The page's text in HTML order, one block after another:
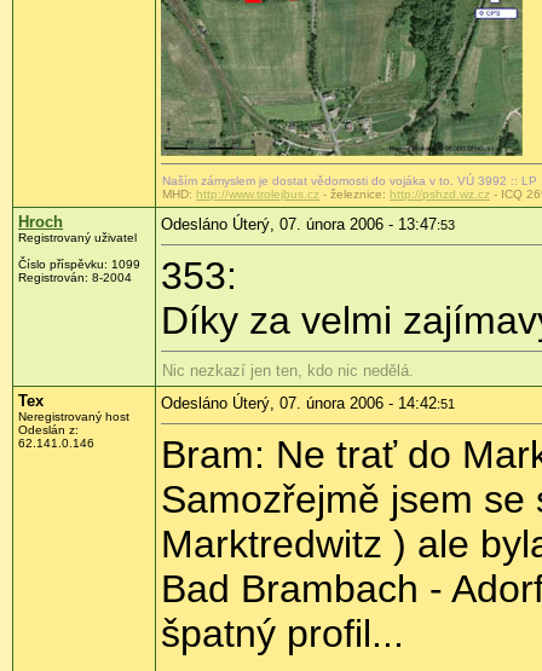
Naším zámyslem je dostat vědomosti do vojáka v to. VÚ 3992 :: LP
MHD: http://www.trolejbus.cz - železnice: http://pshzd.wz.cz - ICQ
Hroch
Registrovaný uživatel
Číslo příspěvku: 1099
Registrován: 8-2004
Odesláno Úterý, 07. února 2006 - 13:47:53
353:
Díky za velmi
Nic nezkazí jen ten, kdo nic nedělá.
Tex
Neregistrovaný host
Odeslán z:
62.141.0.146
Odesláno Úterý, 07. února 2006 - 14:42:51
Bram: Ne trať do
Samozřejmě jsem
Marktredwitz ) ale
Bad Brambach -
špatný profil...